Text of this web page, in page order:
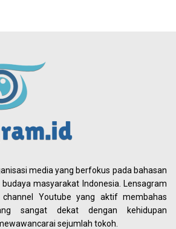
media yang berfokus pada bahasan
budaya masyarakat Indonesia. Lensagram
Youtube yang aktif membahas
sangat dekat dengan kehidupan
sejumlah tokoh.